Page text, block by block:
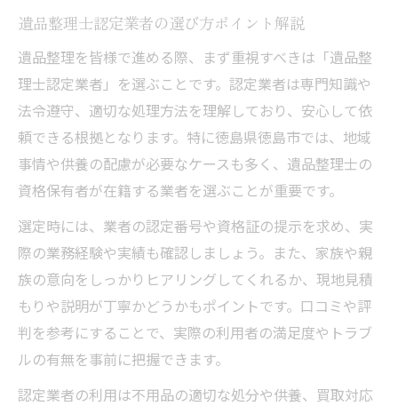
遺品整理士認定業者の選び方ポイント解説
遺品整理を皆様で進める際、まず重視すべきは「遺品整
理士認定業者」を選ぶことです。認定業者は専門知識や
法令遵守、適切な処理方法を理解しており、安心して依
頼できる根拠となります。特に徳島県徳島市では、地域
事情や供養の配慮が必要なケースも多く、遺品整理士の
資格保有者が在籍する業者を選ぶことが重要です。
選定時には、業者の認定番号や資格証の提示を求め、実
際の業務経験や実績も確認しましょう。また、家族や親
族の意向をしっかりヒアリングしてくれるか、現地見積
もりや説明が丁寧かどうかもポイントです。口コミや評
判を参考にすることで、実際の利用者の満足度やトラブ
ルの有無を事前に把握できます。
認定業者の利用は不用品の適切な処分や供養、買取対応